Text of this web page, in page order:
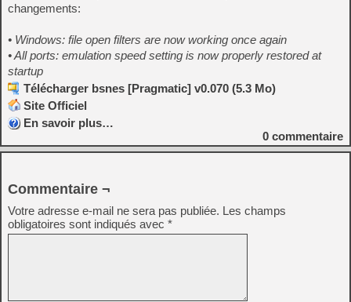
changements:
• Windows: file open filters are now working once again
• All ports: emulation speed setting is now properly restored at
startup
Télécharger bsnes [Pragmatic] v0.070 (5.3 Mo)
Site Officiel
En savoir plus…
0 commentaire
Commentaire ¬
Votre adresse e-mail ne sera pas publiée. Les champs
obligatoires sont indiqués avec *